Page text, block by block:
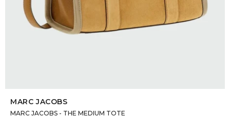
MARC JACOBS
MARC JACOBS - THE MEDIUM TOTE